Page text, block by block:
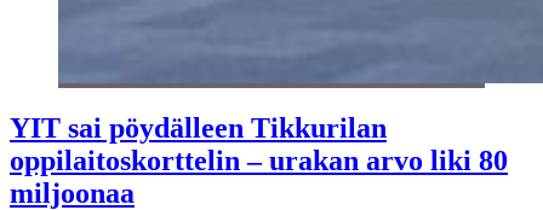
YIT sai pöydälleen Tikkurilan
oppilaitoskorttelin – urakan arvo liki 80
miljoonaa